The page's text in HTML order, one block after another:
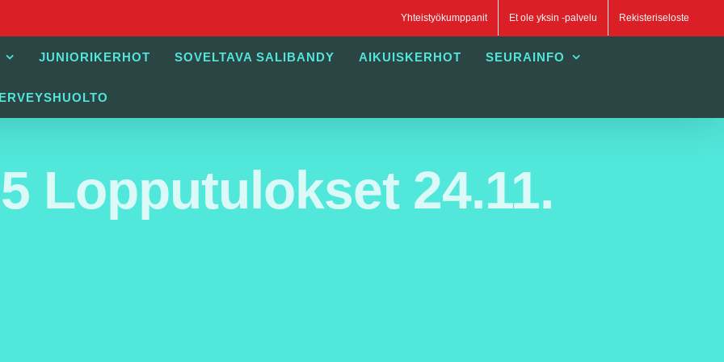
Yhteistyökumppanit Et ole yksin -palvelu Rekisteriseloste
JUNIORIKERHOT SOVELTAVA SALIBANDY AIKUISKERHOT SEURAINFO
Lopputulokset 24.11.